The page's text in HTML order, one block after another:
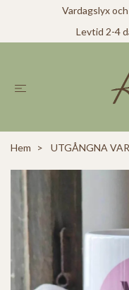
Vardagslyx
Levtid 2-4
Hem UTGÅNGNA